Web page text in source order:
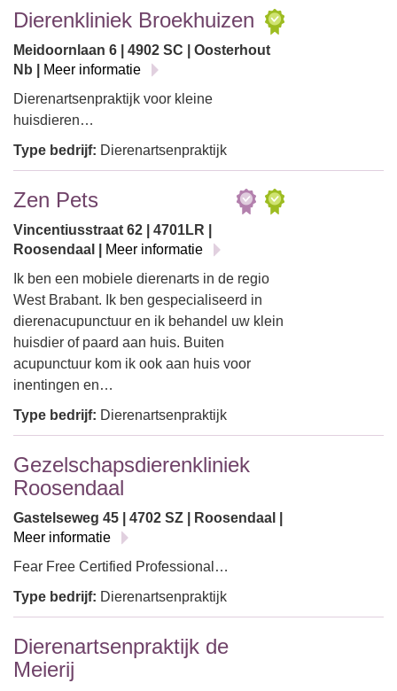
Dierenkliniek Broekhuizen
Meidoornlaan 6 | 4902 SC | Oosterhout
Nb |
Meer informatie
Dierenartsenpraktijk voor kleine
huisdieren…
Type bedrijf: Dierenartsenpraktijk
Zen Pets
Vincentiusstraat 62 | 4701LR |
Roosendaal |
Meer informatie
Ik ben een mobiele dierenarts in de regio
West Brabant. Ik ben gespecialiseerd in
dierenacupunctuur en ik behandel uw klein
huisdier of paard aan huis. Buiten
acupunctuur kom ik ook aan huis voor
inentingen en…
Type bedrijf: Dierenartsenpraktijk
Gezelschapsdierenkliniek
Roosendaal
Gastelseweg 45 | 4702 SZ | Roosendaal |
Meer informatie
Fear Free Certified Professional…
Type bedrijf: Dierenartsenpraktijk
Dierenartsenpraktijk de
Meierij